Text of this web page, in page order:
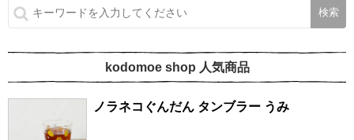
kodomoe shop 人気商品
ノラネコぐんだん タンブラー うみ